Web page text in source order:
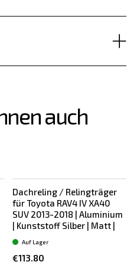
auch
Dachreling / Relingträger
für Toyota RAV4 IV XA40
SUV 2013-2018 | Aluminium
| Kunststoff Silber | Matt |
€113.80
Auf Lager